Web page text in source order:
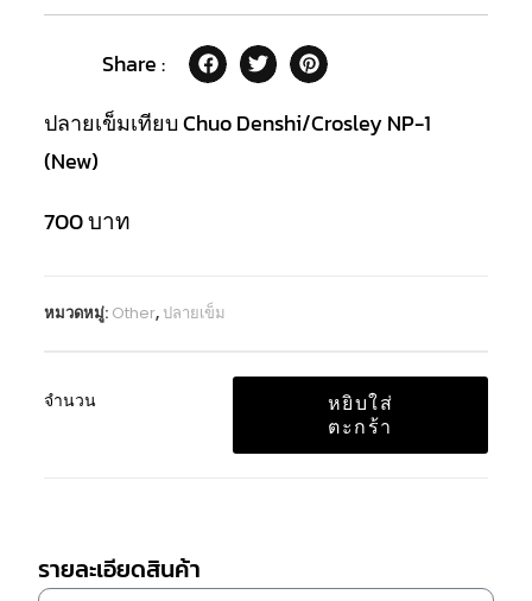
Share :
ปลายเข็มเทียบ Chuo Denshi/Crosley NP-1
(New)
700บาท
หมวดหมู่: Other,ปลายเข็ม
จำนวน
หยิบใส่
ตะกร้า
รายละเอียดสินค้า